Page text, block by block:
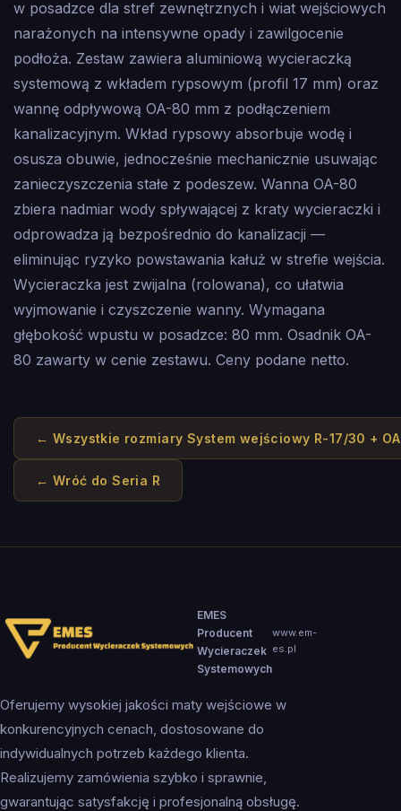
w posadzce dla stref zewnętrznych i wiat wejściowych
narażonych na intensywne opady i zawilgocenie
podłoża. Zestaw zawiera aluminiową wycieraczką
systemową z wkładem rypsowym (profil 17 mm) oraz
wannę odpływową OA-80 mm z podłączeniem
kanalizacyjnym. Wkład rypsowy absorbuje wodę i
osusza obuwie, jednocześnie mechanicznie usuwając
zanieczyszczenia stałe z podeszew. Wanna OA-80
zbiera nadmiar wody spływającej z kraty wycieraczki i
odprowadza ją bezpośrednio do kanalizacji —
eliminując ryzyko powstawania kałuż w strefie wejścia.
Wycieraczka jest zwijalna (rolowana), co ułatwia
wyjmowanie i czyszczenie wanny. Wymagana
głębokość wpustu w posadzce: 80 mm. Osadnik OA-
80 zawarty w cenie zestawu. Ceny podane netto.
← Wszystkie rozmiary System wejściowy R-17/30 +
← Wróć doSeria R
EMES
Producent
Wycieraczek
Systemowych
www.em-
es.pl
Oferujemy wysokiej jakości maty wejściowe w
konkurencyjnych cenach, dostosowane do
indywidualnych potrzeb każdego klienta.
Realizujemy zamówienia szybko i sprawnie,
gwarantując satysfakcję i profesjonalną obsługę.